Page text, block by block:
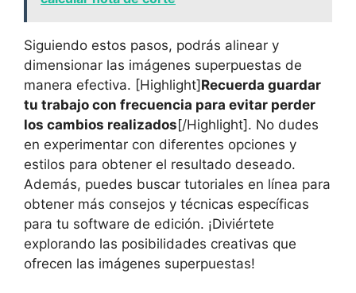
Siguiendo estos pasos, podrás alinear y
dimensionar las imágenes superpuestas de
manera efectiva. [Highlight]Recuerda guardar
tu trabajo con frecuencia para evitar perder
los cambios realizados[/Highlight]. No dudes
en experimentar con diferentes opciones y
estilos para obtener el resultado deseado.
Además, puedes buscar tutoriales en línea para
obtener más consejos y técnicas específicas
para tu software de edición. ¡Diviértete
explorando las posibilidades creativas que
ofrecen las imágenes superpuestas!